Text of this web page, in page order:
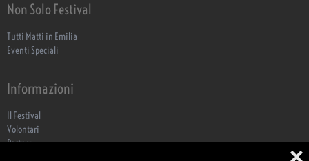
❌
Non Solo Festival
Tutti Matti in Emilia
Eventi Speciali
Informazioni
Il Festival
Volontari
Partner